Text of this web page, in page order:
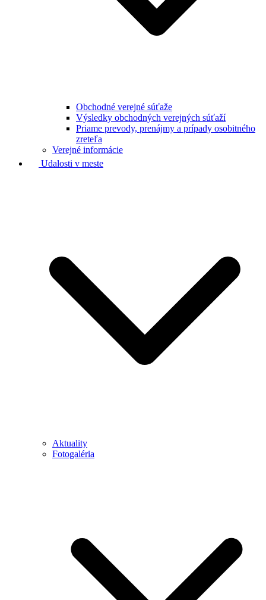
Obchodné verejné súťaže
Výsledky obchodných verejných súťaží
Priame prevody, prenájmy a prípady osobitného
zreteľa
Verejné informácie
Udalosti v meste
Aktuality
Fotogaléria